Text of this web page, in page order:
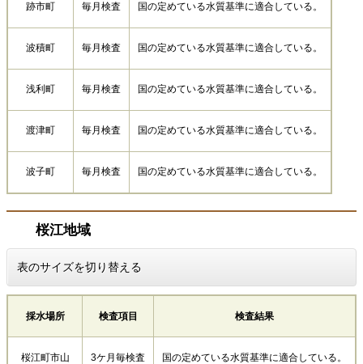
跡市町 毎月検査 国の定めている水質基準に適合している。
波積町 毎月検査 国の定めている水質基準に適合している。
浅利町 毎月検査 国の定めている水質基準に適合している。
渡津町 毎月検査 国の定めている水質基準に適合している。
波子町 毎月検査 国の定めている水質基準に適合している。
桜江地域
表のサイズを切り替える
採水場所 検査項目 検査結果
桜江町市山 3ケ月毎検査 国の定めている水質基準に適合している。